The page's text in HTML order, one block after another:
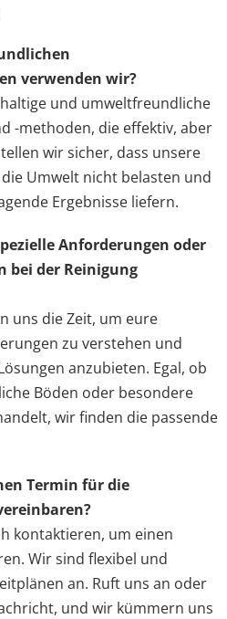
verwenden wir?
und umweltfreundliche
-methoden, die effektiv, aber
wir sicher, dass unsere
Umwelt nicht belasten und
Ergebnisse liefern.
Anforderungen oder
bei der Reinigung
uns die Zeit, um eure
zu verstehen und
anzubieten. Egal, ob
Böden oder besondere
wir finden die passende
Termin für die
kontaktieren, um einen
Wir sind flexibel und
an. Ruft uns an oder
und wir kümmern uns